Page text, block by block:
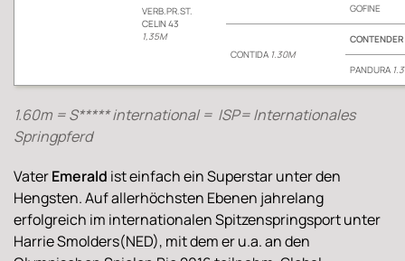
VERB.PR.ST.
CELIN 43
1,35M
GOFINE
CONTIDA 1.30M
CONTENDER
PANDURA
1.60m = S***** international = ISP= Internationales
Springpferd
VaterEmerald ist einfach ein Superstar unter den
Hengsten. Auf allerhöchsten Ebenen jahrelang
erfolgreich im internationalen Spitzenspringsport unter
Harrie Smolders(NED), mit dem er u.a. an den